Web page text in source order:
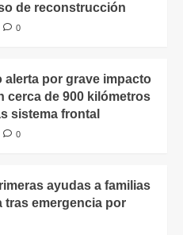
de reconstrucción
0
por grave impacto
cerca de 900 kilómetros
sistema frontal
0
ayudas a familias
tras emergencia por